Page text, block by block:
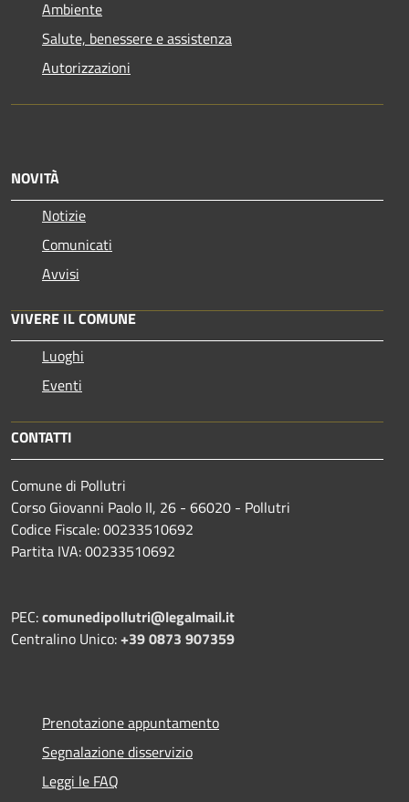
Ambiente
Salute, benessere e assistenza
Autorizzazioni
NOVITÀ
Notizie
Comunicati
Avvisi
VIVERE IL COMUNE
Luoghi
Eventi
CONTATTI
Comune di Pollutri
Corso Giovanni Paolo II, 26 - 66020 - Pollutri
Codice Fiscale: 00233510692
Partita IVA: 00233510692
PEC:comunedipollutri@legalmail.it
Centralino Unico:+39 0873 907359
Prenotazione appuntamento
Segnalazione disservizio
Leggi le FAQ